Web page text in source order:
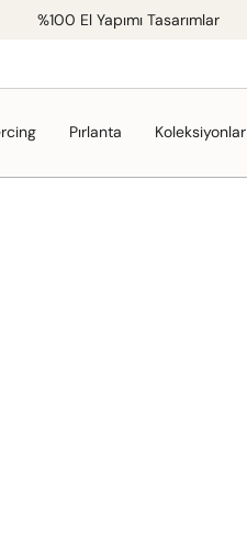
%100 El Yapımı Tasarımlar
Pırlanta Koleksiyonlar